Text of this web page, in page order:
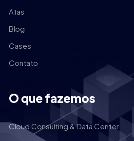
Atas
Blog
Cases
Contato
O que fazemos
Cloud Consulting & Data Center